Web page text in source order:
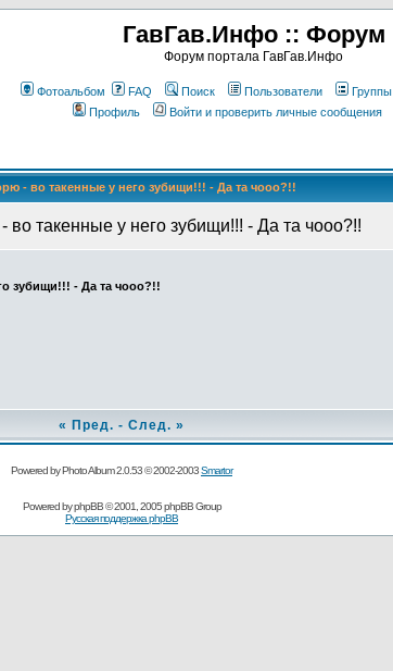
ГавГав.Инфо :: Форум
Форум портала ГавГав.Инфо
Фотоальбом FAQ Поиск Пользователи Группы
Профиль
Войти и проверить личные сообщения
- во такенные у него зубищи!!! - Да та чооо?!!
зубищи!!! - Да та чооо?!!
« Пред. - След. »
Powered by Photo Album 2.0.53 © 2002-2003Smartor
Powered byphpBB© 2001, 2005 phpBB Group
Русская поддержка phpBB